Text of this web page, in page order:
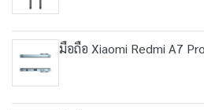
มือถือ Xiaomi Redmi A7